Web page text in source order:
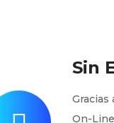
Sin
Gracias
On-